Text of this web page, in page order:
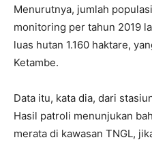
Menurutnya, jumlah
monitoring per tahun 2019
luas hutan 1.160 haktare,
Ketambe.
Data itu, kata dia, dari
Hasil patroli menunjukan
merata di kawasan TNGL,